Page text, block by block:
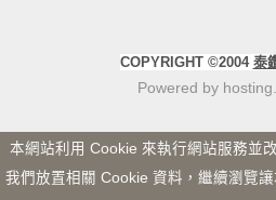
COPYRIGHT ©2004 泰
Powered by
本網站利用 Cookie 來執行網站服務並
我們放置相關 Cookie 資料，繼續瀏覽